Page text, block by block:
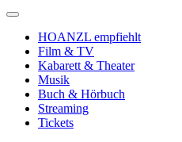
HOANZL empfiehlt
Film & TV
Kabarett & Theater
Musik
Buch & Hörbuch
Streaming
Tickets